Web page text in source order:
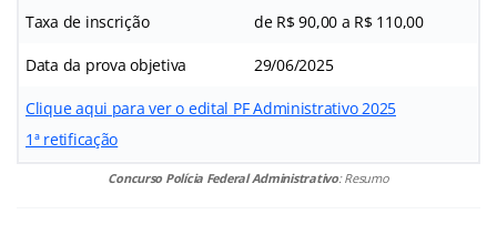
Taxa de inscrição de R$ 90,00 a R$ 110,00
Data da prova objetiva 29/06/2025
Clique aqui para ver o edital PF Administrativo 2025
1ª retificação
Concurso Polícia Federal Administrativo: Resumo